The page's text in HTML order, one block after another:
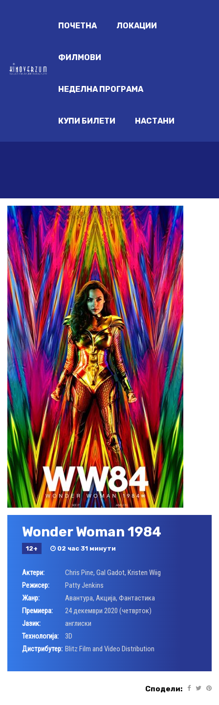
ПОЧЕТНА ЛОКАЦИИ
ФИЛМОВИ
НЕДЕЛНА ПРОГРАМА
КУПИ БИЛЕТИ НАСТАНИ
Wonder Woman 1984
12+ 02 час 31 минути
Актери: Chris Pine, Gal Gadot, Kristen Wiig
Режисер:
Patty Jenkins
Жанр:
Авантура, Акција, Фантастика
Премиера:
24 декември 2020 (четврток)
Јазик:
англиски
Технологија:
3D
Дистрибутер: Blitz Film and Video Distribution
Сподели: